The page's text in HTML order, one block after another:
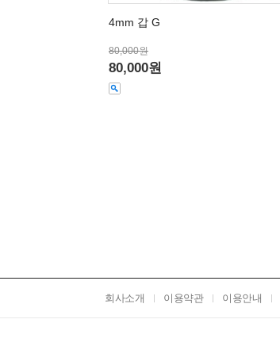
4mm 갑 G
80,000원
80,000원
회사소개 이용약관 이용안내